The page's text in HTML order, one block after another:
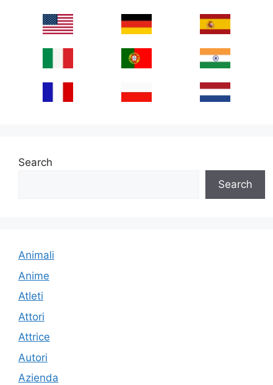
Search
Search
Animali
Anime
Atleti
Attori
Attrice
Autori
Azienda